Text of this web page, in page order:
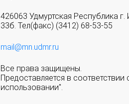
426063 Удмуртская Республика
33б. Тел(факс) (3412) 68-53-55
mail@mn.udmr.ru
Все права защищены.
Предоставляется в
использовании".